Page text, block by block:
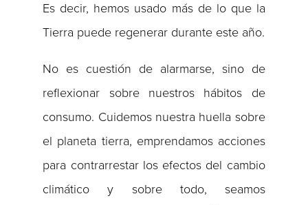
Es decir, hemos usado más de lo que la
Tierra puede regenerar durante este año.
No es cuestión de alarmarse, sino de
reflexionar sobre nuestros hábitos de
consumo. Cuidemos nuestra huella sobre
el planeta tierra, emprendamos acciones
para contrarrestar los efectos del cambio
climático y sobre todo, seamos